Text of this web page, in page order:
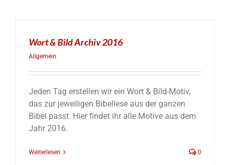
Wort & Bild Archiv 2016
Allgemein
Jeden Tag erstellen wir ein Wort & Bild-Motiv,
das zur jeweiligen Bibellese aus der ganzen
Bibel passt. Hier findet ihr alle Motive aus dem
Jahr 2016.
Weiterlesen 0